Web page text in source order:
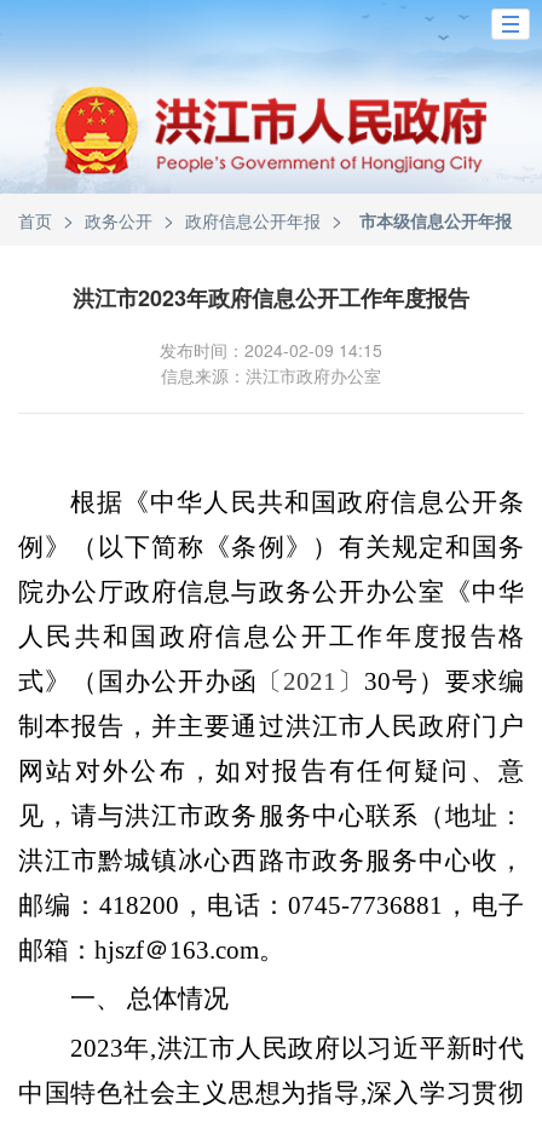
首页 > 政务公开 > 政府信息公开年报 > 市本级信息公开年报
洪江市2023年政府信息公开工作年度报告
发布时间：2024-02-09 14:15
信息来源：洪江市政府办公室
根据《中华人民共和国政府信息公开条
例》（以下简称《条例》）有关规定和国务
院办公厅政府信息与政务公开办公室《中华
人民共和国政府信息公开工作年度报告格
式》（国办公开办函
〔2021〕 30号）要求编
制本报告，并主要通过洪江市人民政府门户
网站对外公布，如对报告有任何疑问、意
见，请与洪江市政务服务中心联系（地址：
洪江市黔城镇冰心西路市政务服务中心收，
邮编： 418200 ，电话：0745-7736881 ，电子
邮箱： hjszf＠163.com。
一、
总体情况
2023年,洪江市人民政府以习近平新时代
中国特色社会主义思想为指导,深入学习贯彻